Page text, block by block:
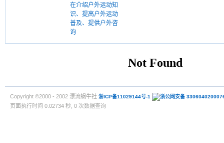
Copyright ©2000 - 2002 漂流蜗牛社 浙ICP备11029144号-1 浙公网安备
页面执行时间 0.02734 秒, 0 次数据查询